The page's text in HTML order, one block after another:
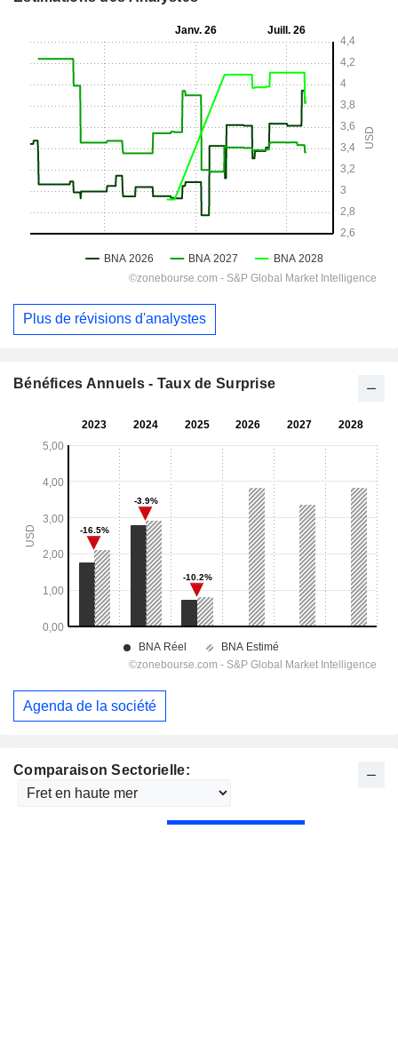
Comparaison Sectorielle:
Plus de révisions d'analystes
Bénéfices Annuels - Taux de Surprise
Agenda de la société